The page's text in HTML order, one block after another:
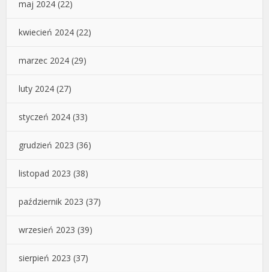
maj 2024 (22)
kwiecień 2024 (22)
marzec 2024 (29)
luty 2024 (27)
styczeń 2024 (33)
grudzień 2023 (36)
listopad 2023 (38)
październik 2023 (37)
wrzesień 2023 (39)
sierpień 2023 (37)